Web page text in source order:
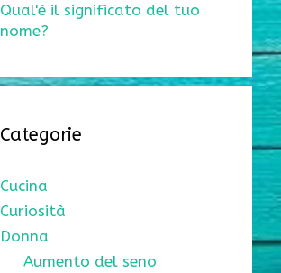
Qual'è il significato del tuo
nome?
Categorie
Cucina
Curiosità
Donna
Aumento del seno